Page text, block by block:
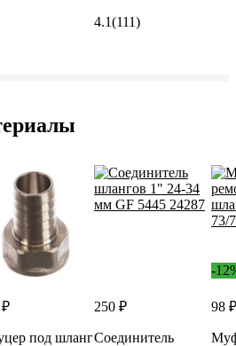
4.1(111)
₽
под шланг
250 ₽
Соединитель
-
98 ₽